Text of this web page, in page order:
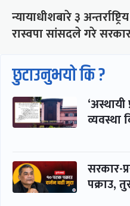
न्यायाधीशबारे ३
रास्वपा सांसदले गरे
छुटाउनुभयो कि ?
व्यवस्था
सरकार-
पक्राउ,